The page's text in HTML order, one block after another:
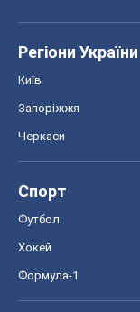
Регіони України
Київ
Запоріжжя
Черкаси
Спорт
Футбол
Хокей
Формула-1